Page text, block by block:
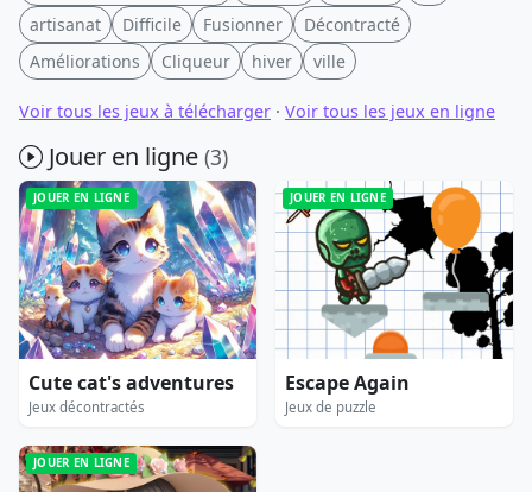
artisanat
Difficile Fusionner
Décontracté
Améliorations
Cliqueur hiver ville
Voir tous les jeux à télécharger · Voir tous les jeux en ligne
Jouer en ligne (3)
JOUER EN LIGNE
Cute cat's adventures
Jeux décontractés
JOUER EN LIGNE
Escape Again
Jeux de puzzle
JOUER EN LIGNE